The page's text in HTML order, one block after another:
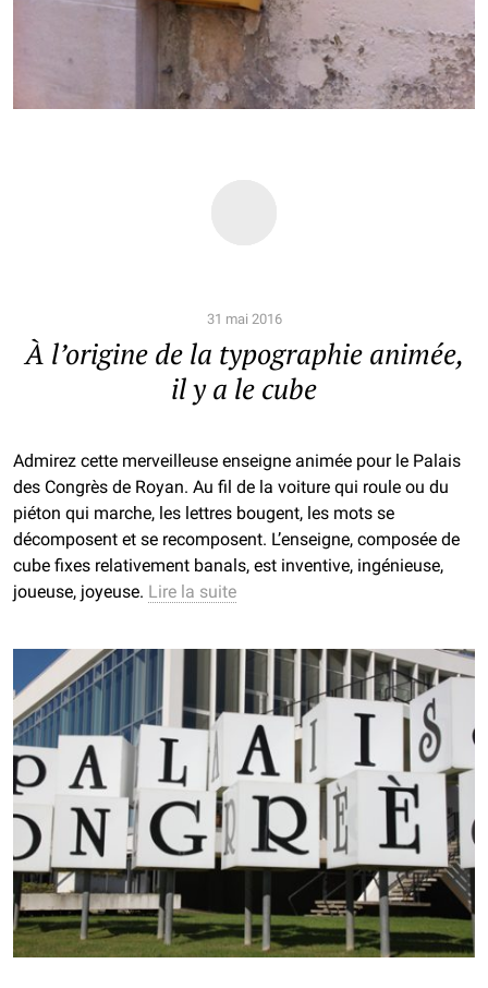
31 mai 2016
À l’origine de la typographie animée,
il y a le cube
Admirez cette merveilleuse enseigne animée pour le Palais
des Congrès de Royan. Au fil de la voiture qui roule ou du
piéton qui marche, les lettres bougent, les mots se
décomposent et se recomposent. L’enseigne, composée de
cube fixes relativement banals, est inventive, ingénieuse,
joueuse, joyeuse. Lire la suite